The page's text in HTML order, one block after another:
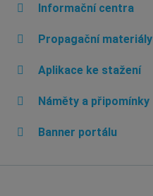
Informační centra
Propagační materiály
Aplikace ke stažení
Náměty a připomínky
Banner portálu